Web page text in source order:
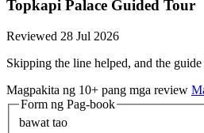
Topkapi Palace Guided Tour
Reviewed 28 Jul 2026
Skipping the line helped, and the
Magpakita ng 10+ pang mga review
Form ng Pag-book
bawat tao